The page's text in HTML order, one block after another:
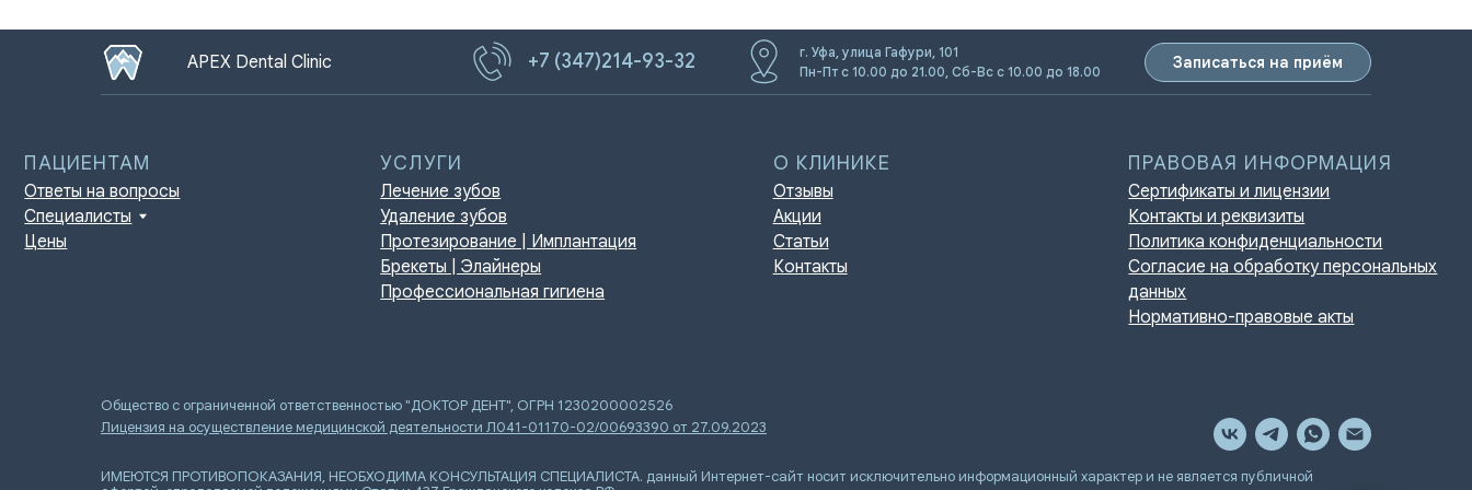
APEX Dental Clinic +7 (347)214-93-32
г. Уфа, улица Гафури, 101
Пн-Пт с 10.00 до 21.00, Сб-Вс с 10.00 до 18.00
Записаться на приём
ПАЦИЕНТАМ
Цены
УСЛУГИ
Протезирование | Имплантация
Брекеты | Элайнеры
Профессиональная гигиена
О КЛИНИКЕ ПРАВОВАЯ ИНФОРМАЦИЯ
Политика конфиденциальности
Согласие на обработку персональных
Нормативно-правовые акты
Общество с ограниченной ответственностью "ДОКТОР ДЕНТ", ОГРН 1230200002526
Лицензия на осуществление медицинской деятельности Л041-01170-02/00693390 от 27.09.2023
ИМЕЮТСЯ ПРОТИВОПОКАЗАНИЯ, НЕОБХОДИМА КОНСУЛЬТАЦИЯ СПЕЦИАЛИСТА. данный Интернет-сайт носит исключительно информационный характер и не является публичной